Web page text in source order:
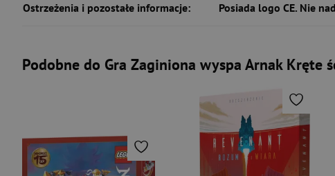
Ostrzeżenia i pozostałe informacje: Posiada logo CE. Nie
Podobne do Gra Zaginiona wyspa Arnak Kręte